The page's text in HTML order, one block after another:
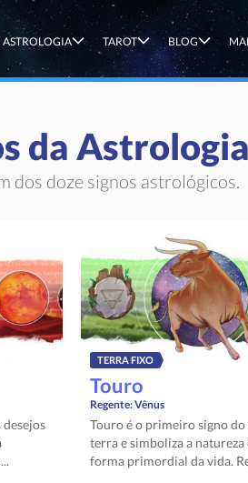
ASTROLOGIA TAROT BLOG
da Astrologia
dos doze signos astrológicos.
TERRA FIXO
Touro
Regente:Vênus
Touro é o primeiro signo
terra e simboliza a natureza
forma primordial da vida.